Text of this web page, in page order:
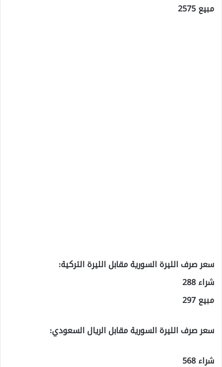
مبيع 2575
سعر صرف الليرة السورية مقابل الليرة التركية:
شراء 288
مبيع 297
سعر صرف الليرة السورية مقابل الريال السعودي:
شراء 568